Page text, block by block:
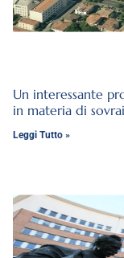
Un interessante
in materia di
Leggi Tutto »